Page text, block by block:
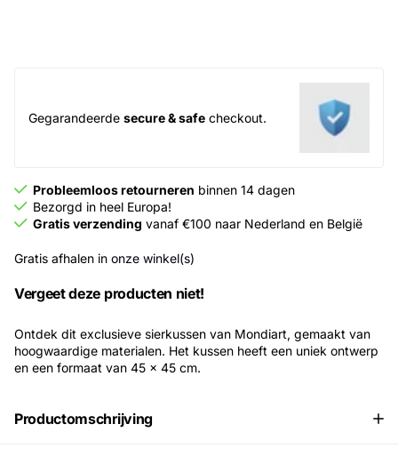
Gegarandeerde secure & safe checkout.
Probleemloos retourneren binnen 14 dagen
Bezorgd in heel Europa!
Gratis verzending vanaf €100 naar Nederland en België
Gratis afhalen in onze winkel(s)
Vergeet deze producten niet!
Ontdek dit exclusieve sierkussen van Mondiart, gemaakt van
hoogwaardige materialen. Het kussen heeft een uniek ontwerp
en een formaat van 45 x 45 cm.
Productomschrijving